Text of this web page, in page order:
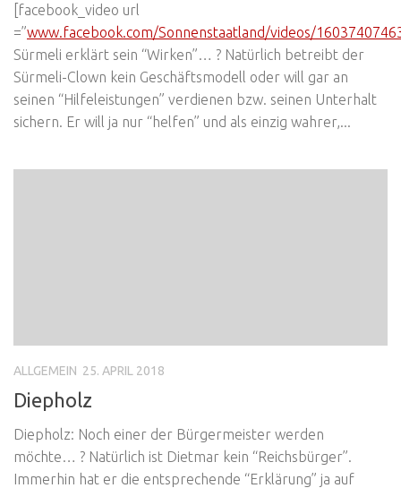
[facebook_video url
=”www.facebook.com/Sonnenstaatland/videos/
Sürmeli erklärt sein “Wirken”… ? Natürlich betreibt der
Sürmeli-Clown kein Geschäftsmodell oder will gar an
seinen “Hilfeleistungen” verdienen bzw. seinen Unterhalt
sichern. Er will ja nur “helfen” und als einzig wahrer,...
ALLGEMEIN 25. APRIL 2018
Diepholz
Diepholz: Noch einer der Bürgermeister werden
möchte… ? Natürlich ist Dietmar kein “Reichsbürger”.
Immerhin hat er die entsprechende “Erklärung” ja auf